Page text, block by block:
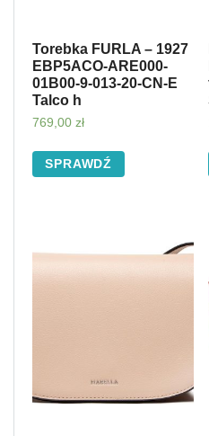
Torebka FURLA – 1927
EBP5ACO-ARE000-
01B00-9-013-20-CN-E
Talco h
769,00 zł
SPRAWDŹ